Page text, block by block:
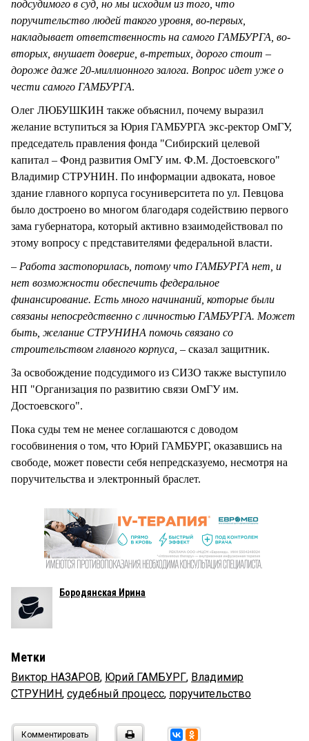
подсудимого в суд, но мы исходим из того, что
поручительство людей такого уровня, во-первых,
накладывает ответственность на самого ГАМБУРГА, во-
вторых, внушает доверие, в-третьих, дорого стоит –
дороже даже 20-миллионного залога. Вопрос идет уже о
чести самого ГАМБУРГА.
Олег ЛЮБУШКИН также объяснил, почему выразил
желание вступиться за Юрия ГАМБУРГА экс-ректор ОмГУ,
председатель правления фонда "Сибирский целевой
капитал – Фонд развития ОмГУ им. Ф.М. Достоевского"
Владимир СТРУНИН. По информации адвоката, новое
здание главного корпуса госуниверситета по ул. Певцова
было достроено во многом благодаря содействию первого
зама губернатора, который активно взаимодействовал по
этому вопросу с представителями федеральной власти.
– Работа застопорилась, потому что ГАМБУРГА нет, и
нет возможности обеспечить федеральное
финансирование. Есть много начинаний, которые были
связаны непосредственно с личностью ГАМБУРГА. Может
быть, желание СТРУНИНА помочь связано со
строительством главного корпуса, – сказал защитник.
За освобождение подсудимого из СИЗО также выступило
НП "Организация по развитию связи ОмГУ им.
Достоевского".
Пока суды тем не менее соглашаются с доводом
гособвинения о том, что Юрий ГАМБУРГ, оказавшись на
свободе, может повести себя непредсказуемо, несмотря на
поручительства и электронный браслет.
Бородянская Ирина
Метки
Виктор НАЗАРОВ, Юрий ГАМБУРГ, Владимир
СТРУНИН, судебный процесс, поручительство
Комментировать